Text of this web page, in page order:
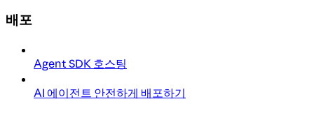
배포
Agent SDK 호스팅
AI 에이전트 안전하게 배포하기